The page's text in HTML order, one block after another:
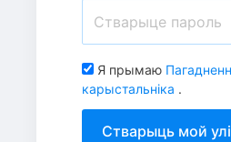
Я прымаю
карыстальніка .
Стварыць мой